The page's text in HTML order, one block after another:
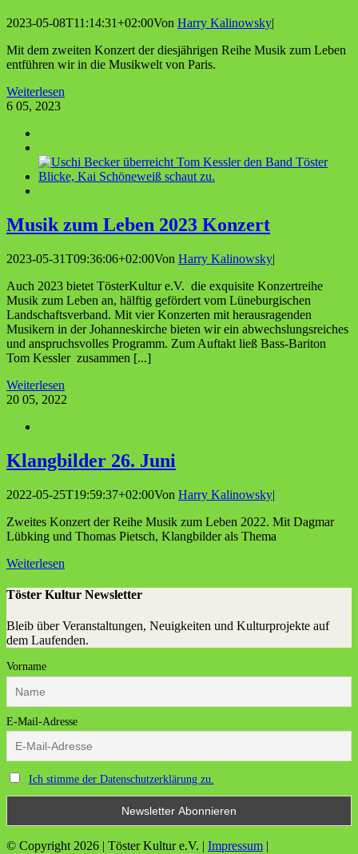
2023-05-08T11:14:31+02:00Von Harry Kalinowsky|
Mit dem zweiten Konzert der diesjährigen Reihe Musik zum Leben
entführen wir in die Musikwelt von Paris.
Weiterlesen
6 05, 2023
Musik zum Leben 2023 Konzert
2023-05-31T09:36:06+02:00Von Harry Kalinowsky|
Auch 2023 bietet TösterKultur e.V. die exquisite Konzertreihe
Musik zum Leben an, hälftig gefördert vom Lüneburgischen
Landschaftsverband. Mit vier Konzerten mit herausragenden
Musikern in der Johanneskirche bieten wir ein abwechslungsreiches
und anspruchsvolles Programm. Zum Auftakt ließ Bass-Bariton
Tom Kessler zusammen [...]
Weiterlesen
20 05, 2022
Klang­bil­der 26. Juni
2022-05-25T19:59:37+02:00Von Harry Kalinowsky|
Zweites Konzert der Reihe Musik zum Leben 2022. Mit Dagmar
Lübking und Thomas Pietsch, Klangbilder als Thema
Weiterlesen
Töster Kultur Newsletter
Bleib über Veranstaltungen, Neuigkeiten und Kulturprojekte auf
dem Laufenden.
Vorname
E-Mail-Adresse
Ich stimme der Datenschutzerklärung zu.
© Copyright 2026 | Töster Kultur e.V. | Impressum |